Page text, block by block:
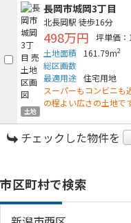
土地
長岡市城岡3丁目
北長岡駅 徒歩16分
498万円
坪単価
土地面積
161.79m2
総区画数
最適用途 住宅用地
スーパーもコンビニ
の程よい広さの土地で
チェックした物件を
市区町村で検索